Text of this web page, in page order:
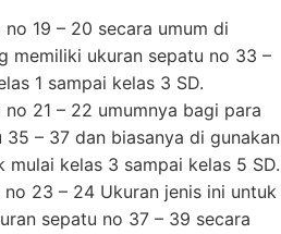
19 – 20 secara umum di
memiliki ukuran sepatu no 33 –
1 sampai kelas 3 SD.
21 – 22 umumnya bagi para
– 37 dan biasanya di gunakan
mulai kelas 3 sampai kelas 5 SD.
23 – 24 Ukuran jenis ini untuk
sepatu no 37 – 39 secara